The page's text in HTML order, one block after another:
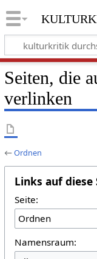
Seiten, die
verlinken
←Ordnen
Links auf diese
Seite:
Namensraum: